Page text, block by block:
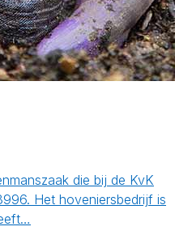
die bij de KvK
Het hoveniersbedrijf is